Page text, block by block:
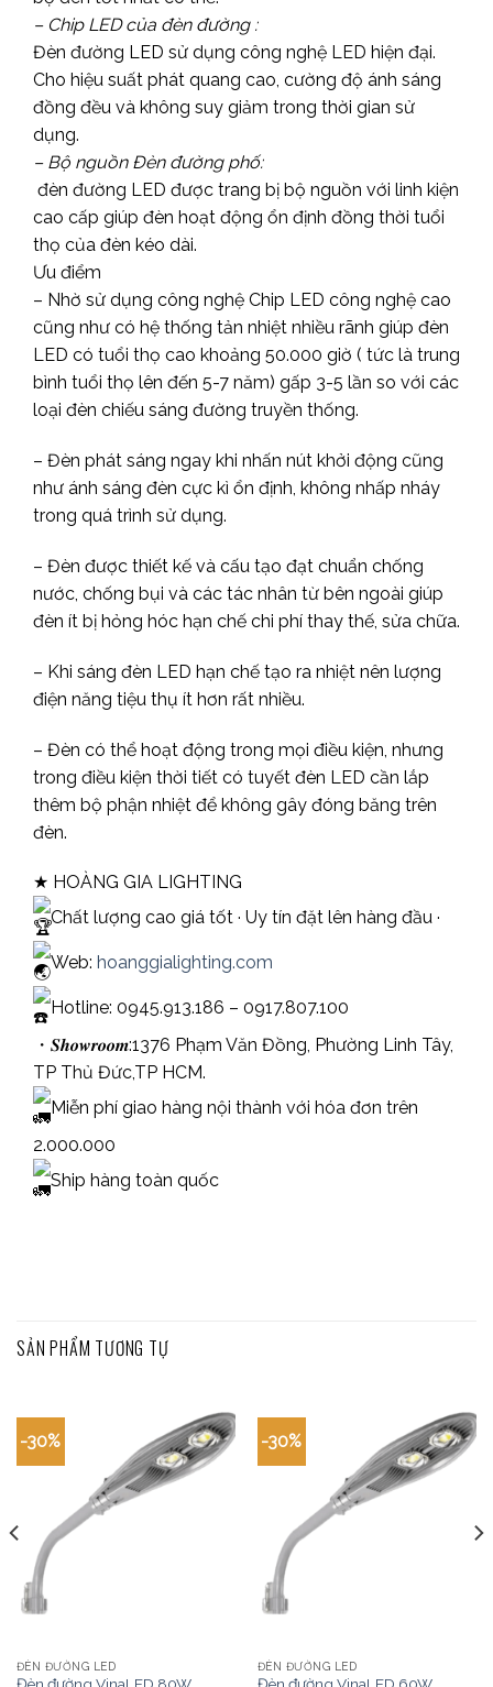
– Chip LED của đèn đường :
Đèn đường LED sử dụng công nghệ LED hiện đại.
Cho hiệu suất phát quang cao, cường độ ánh sáng
đồng đều và không suy giảm trong thời gian sử
dụng.
– Bộ nguồn Đèn đường phố:
đèn đường LED được trang bị bộ nguồn với linh kiện
cao cấp giúp đèn hoạt động ổn định đồng thời tuổi
thọ của đèn kéo dài.
Ưu điểm
– Nhờ sử dụng công nghệ Chip LED công nghệ cao
cũng như có hệ thống tản nhiệt nhiều rãnh giúp đèn
LED có tuổi thọ cao khoảng 50.000 giờ ( tức là trung
bình tuổi thọ lên đến 5-7 năm) gấp 3-5 lần so với các
loại đèn chiếu sáng đường truyền thống.
– Đèn phát sáng ngay khi nhấn nút khởi động cũng
như ánh sáng đèn cực kì ổn định, không nhấp nháy
trong quá trình sử dụng.
– Đèn được thiết kế và cấu tạo đạt chuẩn chống
nước, chống bụi và các tác nhân từ bên ngoài giúp
đèn ít bị hỏng hóc hạn chế chi phí thay thế, sửa chữa.
– Khi sáng đèn LED hạn chế tạo ra nhiệt nên lượng
điện năng tiệu thụ ít hơn rất nhiều.
– Đèn có thể hoạt động trong mọi điều kiện, nhưng
trong điều kiện thời tiết có tuyết đèn LED cần lắp
thêm bộ phận nhiệt để không gây đóng băng trên
đèn.
★ HOÀNG GIA LIGHTING
Chất lượng cao giá tốt · Uy tín đặt lên hàng đầu ·
Web: hoanggialighting.com
Hotline: 0945.913.186 – 0917.807.100
・𝑺𝒉𝒐𝒘𝒓𝒐𝒐𝒎:1376 Phạm Văn Đồng, Phường Linh Tây,
TP Thủ Đức,TP HCM.
Miễn phí giao hàng nội thành với hóa đơn trên
2.000.000
Ship hàng toàn quốc
SẢN PHẨM TƯƠNG TỰ
-30%
ĐÈN ĐƯỜNG LED
-30%
ĐÈN ĐƯỜNG LED